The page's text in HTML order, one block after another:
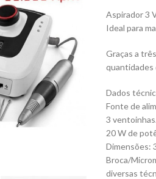
Aspirador 3
Ideal para
Graças a
quantidades
Dados
Fonte de
3 ventoinhas.
20 W de
Dimensões:
Broca/
diversas